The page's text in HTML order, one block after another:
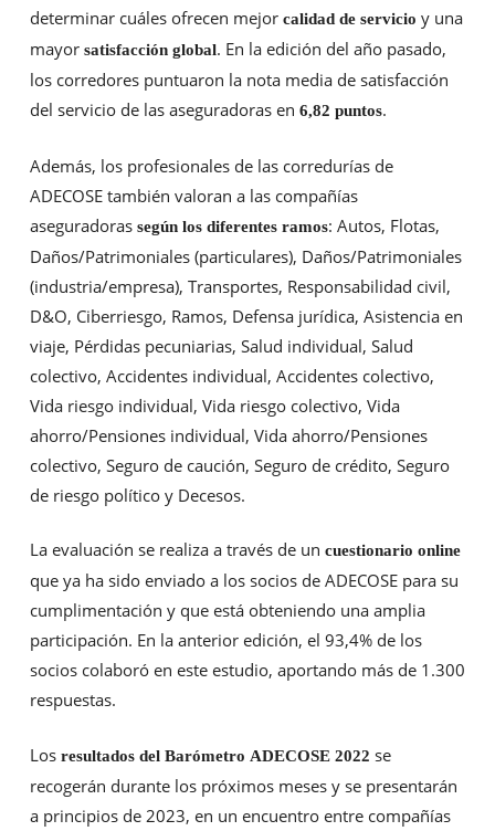
determinar cuáles ofrecen mejor calidad de servicio y una
mayor satisfacción global. En la edición del año pasado,
los corredores puntuaron la nota media de satisfacción
del servicio de las aseguradoras en 6,82 puntos.
Además, los profesionales de las corredurías de
ADECOSE también valoran a las compañías
aseguradoras según los diferentes ramos: Autos, Flotas,
Daños/Patrimoniales (particulares), Daños/Patrimoniales
(industria/empresa), Transportes, Responsabilidad civil,
D&O, Ciberriesgo, Ramos, Defensa jurídica, Asistencia en
viaje, Pérdidas pecuniarias, Salud individual, Salud
colectivo, Accidentes individual, Accidentes colectivo,
Vida riesgo individual, Vida riesgo colectivo, Vida
ahorro/Pensiones individual, Vida ahorro/Pensiones
colectivo, Seguro de caución, Seguro de crédito, Seguro
de riesgo político y Decesos.
La evaluación se realiza a través de un cuestionario online
que ya ha sido enviado a los socios de ADECOSE para su
cumplimentación y que está obteniendo una amplia
participación. En la anterior edición, el 93,4% de los
socios colaboró en este estudio, aportando más de 1.300
respuestas.
Los resultados del Barómetro ADECOSE 2022 se
recogerán durante los próximos meses y se presentarán
a principios de 2023, en un encuentro entre compañías